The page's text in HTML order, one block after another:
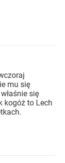
mu się
się
kogóż to Lech